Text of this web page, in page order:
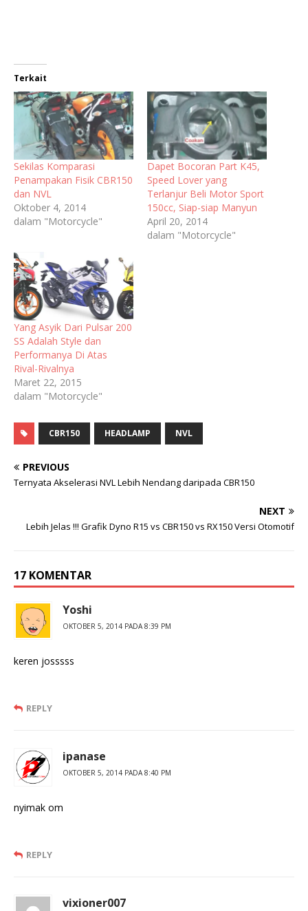
Terkait
Sekilas Komparasi
Penampakan Fisik CBR150
dan NVL
Oktober 4, 2014
dalam "Motorcycle"
Dapet Bocoran Part K45,
Speed Lover yang
Terlanjur Beli Motor Sport
150cc, Siap-siap Manyun
April 20, 2014
dalam "Motorcycle"
Yang Asyik Dari Pulsar 200
SS Adalah Style dan
Performanya Di Atas
Rival-Rivalnya
Maret 22, 2015
dalam "Motorcycle"
CBR150 HEADLAMP NVL
PREVIOUS
Ternyata Akselerasi NVL Lebih Nendang daripada CBR150
NEXT
Lebih Jelas !!! Grafik Dyno R15 vs CBR150 vs RX150 Versi Otomotif
17 KOMENTAR
Yoshi
OKTOBER 5, 2014 PADA 8:39 PM
keren josssss
REPLY
ipanase
OKTOBER 5, 2014 PADA 8:40 PM
nyimak om
REPLY
vixioner007